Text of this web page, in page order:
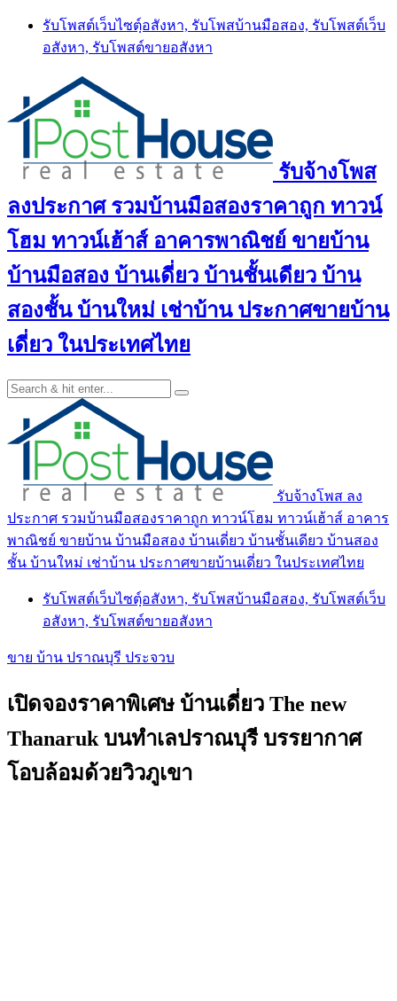
Skip
content
รับโพสต์เว็บไซตฺ์อสังหา, รับโพสบ้านมือสอง, รับโพสต์เว็บ
อสังหา, รับโพสต์ขายอสังหา
รับจ้างโพส
ลงประกาศ รวมบ้านมือสองราคาถูก ทาวน์
โฮม ทาวน์เฮ้าส์ อาคารพาณิชย์ ขายบ้าน
บ้านมือสอง บ้านเดี่ยว บ้านชั้นเดียว บ้าน
สองชั้น บ้านใหม่ เช่าบ้าน ประกาศขายบ้าน
เดี่ยว ในประเทศไทย
รับจ้างโพส ลง
ประกาศ รวมบ้านมือสองราคาถูก ทาวน์โฮม ทาวน์เฮ้าส์ อาคาร
พาณิชย์ ขายบ้าน บ้านมือสอง บ้านเดี่ยว บ้านชั้นเดียว บ้านสอง
ชั้น บ้านใหม่ เช่าบ้าน ประกาศขายบ้านเดี่ยว ในประเทศไทย
รับโพสต์เว็บไซตฺ์อสังหา, รับโพสบ้านมือสอง, รับโพสต์เว็บ
อสังหา, รับโพสต์ขายอสังหา
ขาย บ้าน ปราณบุรี ประจวบ
เปิดจองราคาพิเศษ บ้านเดี่ยว The new
Thanaruk บนทำเลปราณบุรี บรรยากาศ
โอบล้อมด้วยวิวภูเขา